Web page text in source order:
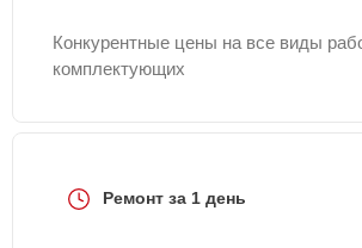
Конкурентные цены на все виды
комплектующих
Ремонт за 1 день